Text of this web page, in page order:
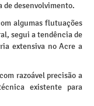
de desenvolvimento.
algumas flutuações
segui a tendência de
extensiva no Acre a
razoável precisão a
existente para